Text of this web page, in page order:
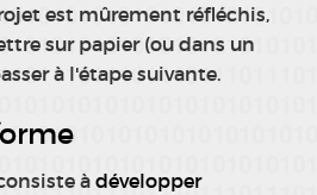
est mûrement réfléchis,
sur papier (ou dans un
à l'étape suivante.
àdévelopper